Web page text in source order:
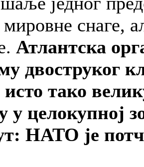
мировне снаге,
Атлантска
двоструког
тако
у целокупној
НАТО је